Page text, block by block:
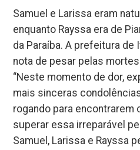
Samuel e Larissa eram
enquanto Rayssa era de
da Paraíba. A prefeitura de
nota de pesar pelas
“Neste momento de dor,
mais sinceras
rogando para
superar essa irreparável
Samuel, Larissa e Rayssa